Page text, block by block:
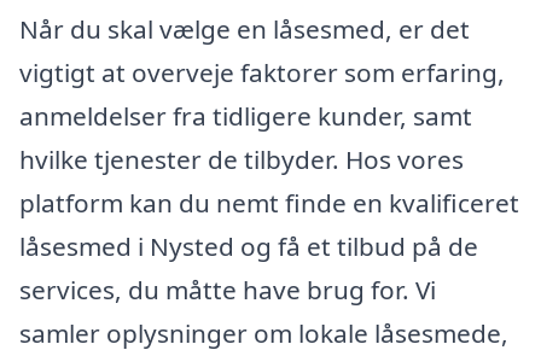
Når du skal vælge en låsesmed, er det
vigtigt at overveje faktorer som erfaring,
anmeldelser fra tidligere kunder, samt
hvilke tjenester de tilbyder. Hos vores
platform kan du nemt finde en kvalificeret
låsesmed i Nysted og få et tilbud på de
services, du måtte have brug for. Vi
samler oplysninger om lokale låsesmede,